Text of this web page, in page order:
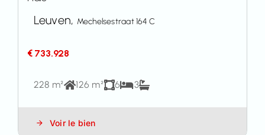
Leuven, Mechelsestraat 164 C
€ 733.928
228 m² 126 m² 6 3
Voir le bien